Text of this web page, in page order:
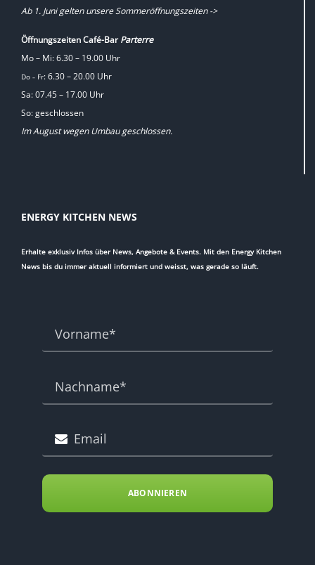
Ab 1. Juni gelten unsere Sommeröffnungszeiten ->
Öffnungszeiten Café-BarParterre
Mo – Mi: 6.30 – 19.00 Uhr
Do – Fr: 6.30 – 20.00 Uhr
Sa: 07.45 – 17.00 Uhr
So: geschlossen
Im August wegen Umbau geschlossen.
ENERGY KITCHEN NEWS
Erhalte exklusiv Infos über News, Angebote & Events. Mit den Energy Kitchen
News bis du immer aktuell informiert und weisst, was gerade so läuft.
ABONNIEREN